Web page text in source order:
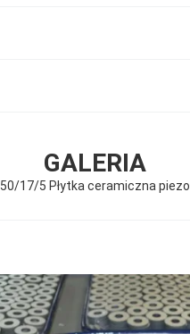
GALERIA
50/17/5 Płytka ceramiczna piezo